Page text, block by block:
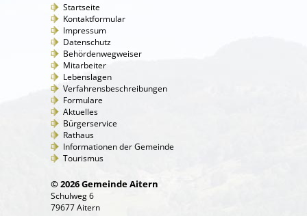
Startseite
Kontaktformular
Impressum
Datenschutz
Behördenwegweiser
Mitarbeiter
Lebenslagen
Verfahrensbeschreibungen
Formulare
Aktuelles
Bürgerservice
Rathaus
Informationen der Gemeinde
Tourismus
© 2026 Gemeinde Aitern
Schulweg 6
79677 Aitern